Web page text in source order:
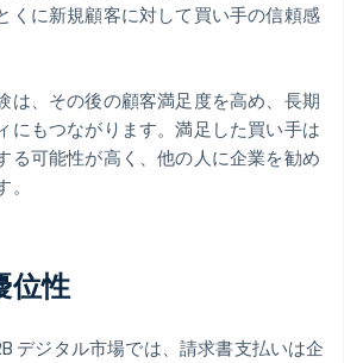
くに新規顧客に対して買い手の信頼感
は、その後の顧客満足度を高め、長期
にもつながります。満足した買い手は
る可能性が高く、他の人に企業を勧め
位性
デジタル市場では、請求書支払いは企